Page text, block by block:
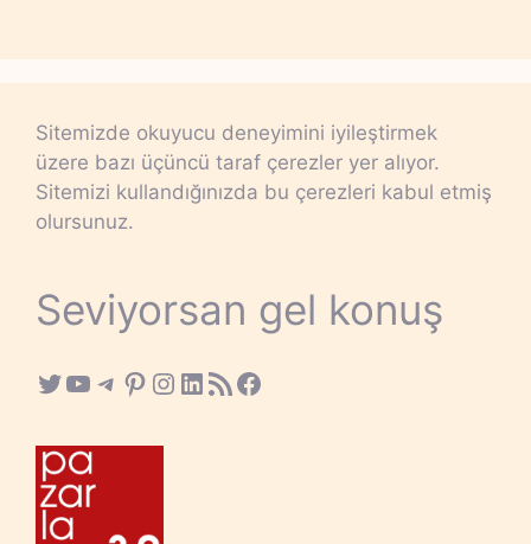
Sitemizde okuyucu deneyimini iyileştirmek
üzere bazı üçüncü taraf çerezler yer alıyor.
Sitemizi kullandığınızda bu çerezleri kabul etmiş
olursunuz.
Seviyorsan gel konuş
Twitter
YouTube
Telegram
Pinterest
Instagram
LinkedIn
RSS FeedFacebook